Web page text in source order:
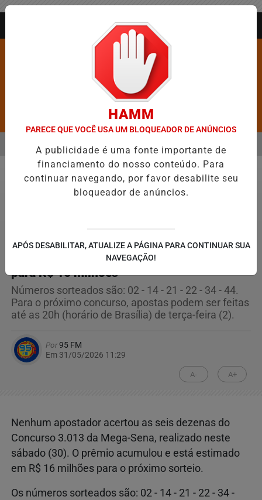
Pesquisar Notícia
AS CINCO CIDADES MAIS VIOLENTAS DO BRASIL E CAI PARA A 6ª
EM ALTA
MENU
Economia
Mega-Sena acumula e prêmio principal vai
para R$ 16 milhões
Números sorteados são: 02 - 14 - 21 - 22 - 34 - 44.
Para o próximo concurso, apostas podem ser feitas
até as 20h (horário de Brasília) de terça-feira (2).
Por95 FM
Em 31/05/2026 11:29
A- A+
Nenhum apostador acertou as seis dezenas do
Concurso 3.013 da Mega-Sena, realizado neste
sábado (30). O prêmio acumulou e está estimado
em R$ 16 milhões para o próximo sorteio.
Os números sorteados são: 02 - 14 - 21 - 22 - 34 -
HAMM
PARECE QUE VOCÊ USA UM BLOQUEADOR DE ANÚNCIOS
A publicidade é uma fonte importante de
financiamento do nosso conteúdo. Para
continuar navegando, por favor desabilite seu
bloqueador de anúncios.
APÓS DESABILITAR, ATUALIZE A PÁGINA PARA CONTINUAR SUA
NAVEGAÇÃO!